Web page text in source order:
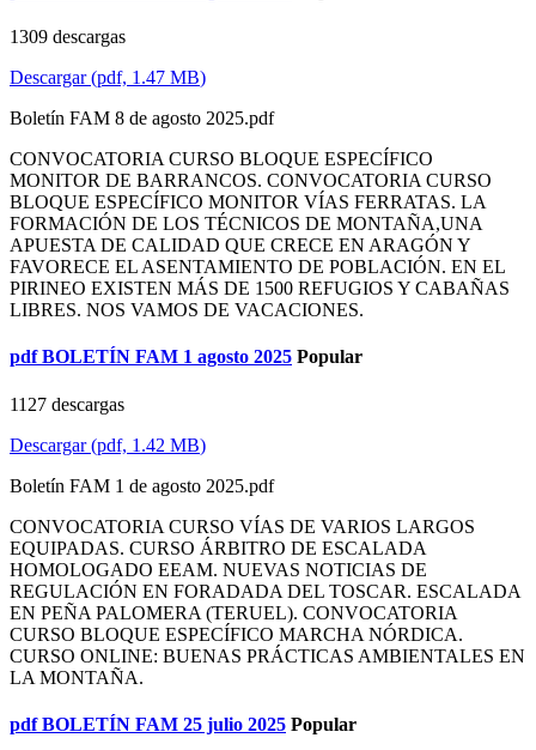
1309 descargas
Descargar(pdf, 1.47 MB)
Boletín FAM 8 de agosto 2025.pdf
CONVOCATORIA CURSO BLOQUE ESPECÍFICO
MONITOR DE BARRANCOS. CONVOCATORIA CURSO
BLOQUE ESPECÍFICO MONITOR VÍAS FERRATAS. LA
FORMACIÓN DE LOS TÉCNICOS DE MONTAÑA,UNA
APUESTA DE CALIDAD QUE CRECE EN ARAGÓN Y
FAVORECE EL ASENTAMIENTO DE POBLACIÓN. EN EL
PIRINEO EXISTEN MÁS DE 1500 REFUGIOS Y CABAÑAS
LIBRES. NOS VAMOS DE VACACIONES.
pdf BOLETÍN FAM 1 agosto 2025 Popular
1127 descargas
Descargar(pdf, 1.42 MB)
Boletín FAM 1 de agosto 2025.pdf
CONVOCATORIA CURSO VÍAS DE VARIOS LARGOS
EQUIPADAS. CURSO ÁRBITRO DE ESCALADA
HOMOLOGADO EEAM. NUEVAS NOTICIAS DE
REGULACIÓN EN FORADADA DEL TOSCAR. ESCALADA
EN PEÑA PALOMERA (TERUEL). CONVOCATORIA
CURSO BLOQUE ESPECÍFICO MARCHA NÓRDICA.
CURSO ONLINE: BUENAS PRÁCTICAS AMBIENTALES EN
LA MONTAÑA.
pdf BOLETÍN FAM 25 julio 2025 Popular